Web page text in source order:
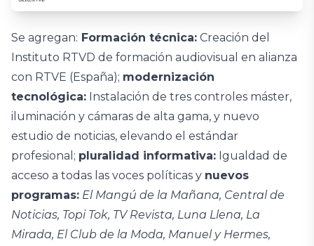
Se agregan: Formación técnica: Creación del
Instituto RTVD de formación audiovisual en alianza
con RTVE (España); modernización
tecnológica: Instalación de tres controles máster,
iluminación y cámaras de alta gama, y nuevo
estudio de noticias, elevando el estándar
profesional; pluralidad informativa: Igualdad de
acceso a todas las voces políticas y nuevos
programas: El Mangú de la Mañana, Central de
Noticias, Topi Tok, TV Revista, Luna Llena, La
Mirada, El Club de la Moda, Manuel y Hermes,